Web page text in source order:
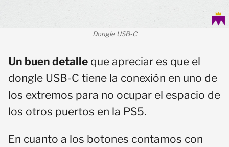
Dongle USB-C
Un buen detalle que apreciar es que el
dongle USB-C tiene la conexión en uno de
los extremos para no ocupar el espacio de
los otros puertos en la PS5.
En cuanto a los botones contamos con